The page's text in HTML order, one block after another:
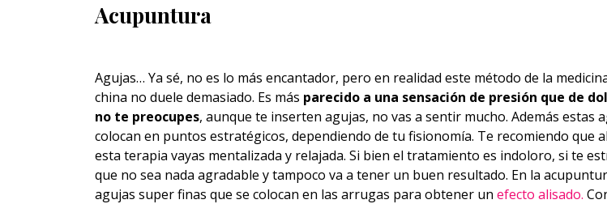
Acupuntura
Agujas… Ya sé, no es lo más encantador, pero en realidad este método de la
china no duele demasiado. Es más parecido a una sensación de presión que de
no te preocupes, aunque te inserten agujas, no vas a sentir mucho. Además estas
colocan en puntos estratégicos, dependiendo de tu fisionomía. Te recomiendo que
esta terapia vayas mentalizada y relajada. Si bien el tratamiento es indoloro, si te
que no sea nada agradable y tampoco va a tener un buen resultado. En la
agujas super finas que se colocan en las arrugas para obtener un efecto alisado.